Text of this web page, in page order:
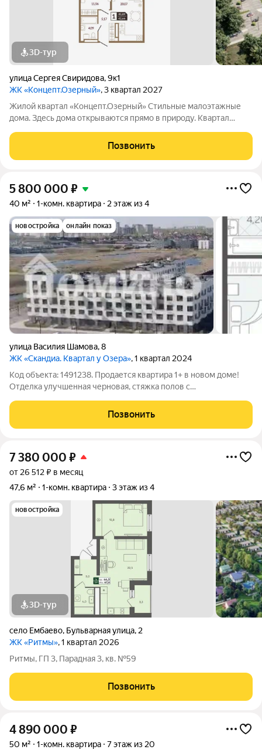
3D-тур
улица Сергея Свиридова,9к1
ЖК «Концепт.Озерный», 3 квартал 2027
Жилой квартал «Концепт.Озерный» Стильные малоэтажные
дома. Здесь дома открываются прямо в природу. Квартал
современном скандинавском стиле. Спокойные цвета фасадов
органично вписаны в природный
Позвонить
5 800 000 ₽
40 м² 1-комн. квартира 2 этаж из 4
новостройка онлайн показ
улица Василия Шамова,8
ЖК «Скандиа. Квартал у Озера», 1 квартал 2024
Код объекта: 1491238. Продается квартира 1+ в новом доме!
Отделка улучшенная черновая, стяжка полов с
стальная входная дверь, радиаторы отопления, установлены
розетки и выключатели, разводка
Позвонить
7 380 000 ₽
от 26 512 ₽ в месяц
47,6 м²
1-комн. квартира 3 этаж из 4
новостройка
3D-тур
село Ембаево, Бульварная улица, 2
ЖК «Ритмы», 1 квартал 2026
Ритмы, ГП 3, Парадная 3, кв. №59
Позвонить
4 890 000 ₽
50 м² 1-комн. квартира 7 этаж из 20